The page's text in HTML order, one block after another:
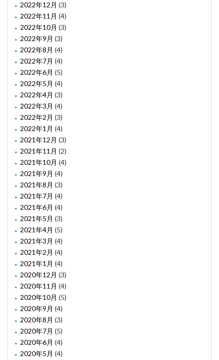
2022年12月 (3)
2022年11月 (4)
2022年10月 (3)
2022年9月 (3)
2022年8月 (4)
2022年7月 (4)
2022年6月 (5)
2022年5月 (4)
2022年4月 (3)
2022年3月 (4)
2022年2月 (3)
2022年1月 (4)
2021年12月 (3)
2021年11月 (2)
2021年10月 (4)
2021年9月 (4)
2021年8月 (3)
2021年7月 (4)
2021年6月 (4)
2021年5月 (3)
2021年4月 (5)
2021年3月 (4)
2021年2月 (4)
2021年1月 (4)
2020年12月 (3)
2020年11月 (4)
2020年10月 (5)
2020年9月 (4)
2020年8月 (3)
2020年7月 (5)
2020年6月 (4)
2020年5月 (4)